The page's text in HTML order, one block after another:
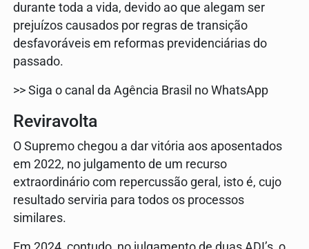
durante toda a vida, devido ao que alegam ser
prejuízos causados por regras de transição
desfavoráveis em reformas previdenciárias do
passado.
>> Siga o canal da Agência Brasil no WhatsApp
Reviravolta
O Supremo chegou a dar vitória aos aposentados
em 2022, no julgamento de um recurso
extraordinário com repercussão geral, isto é, cujo
resultado serviria para todos os processos
similares.